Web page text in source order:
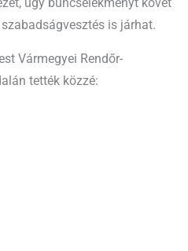
úgy bűncselekményt követ
is járhat.
Vármegyei Rendőr-
tették közzé: